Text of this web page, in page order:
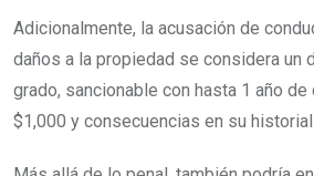
Adicionalmente, la acusación de
daños a la propiedad se considera un
grado, sancionable con hasta 1 año de
$1,000 y consecuencias en su historial